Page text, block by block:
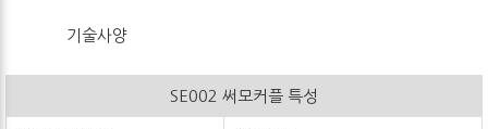
기술사양
SE002 써모커플 특성